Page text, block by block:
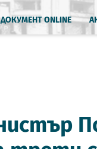
ONLINE